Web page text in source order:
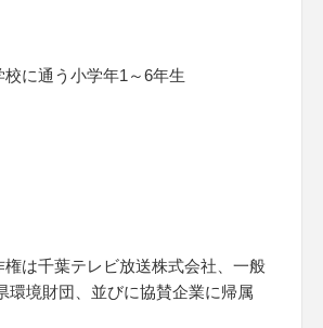
に通う小学年1～6年生
権は千葉テレビ放送株式会社、一般
環境財団、並びに協賛企業に帰属